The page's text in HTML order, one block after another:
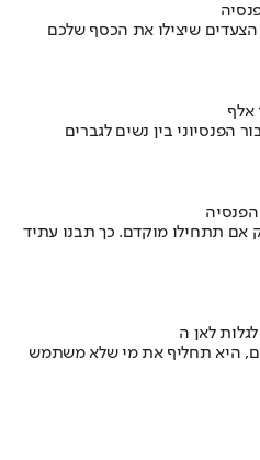
שיצילו את הכסף שלכם
הפנסיוני בין נשים לגברים
הפנסיה
אם תתחילו מוקדם. כך תבנו עתיד
היא תחליף את מי שלא משתמש